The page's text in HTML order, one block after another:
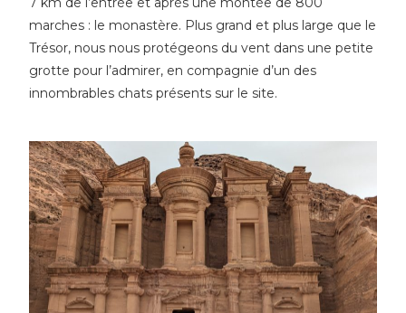
marches : le monastère. Plus grand et plus large que le
Trésor, nous nous protégeons du vent dans une petite
grotte pour l’admirer, en compagnie d’un des
innombrables chats présents sur le site.